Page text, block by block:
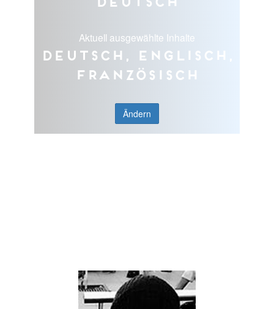
Aktuell ausgewählte Inhalte
Deutsch, Englisch,
Französisch
Ändern